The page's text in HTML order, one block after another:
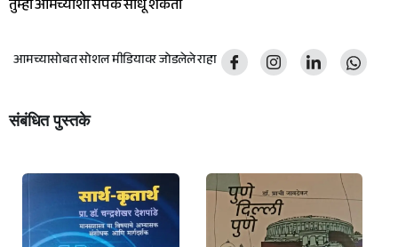
तुम्ही आमच्याशी संपर्क साधू शकता
आमच्यासोबत सोशल मीडियावर जोडलेले राहा
संबंधित पुस्तके